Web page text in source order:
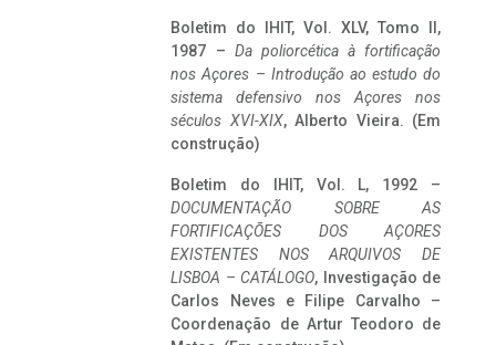
Boletim do IHIT, Vol. XLV, Tomo II,
1987 – Da poliorcética à fortificação
nos Açores – Introdução ao estudo do
sistema defensivo nos Açores nos
séculos XVI-XIX, Alberto Vieira. (Em
construção)
Boletim do IHIT, Vol. L, 1992 –
DOCUMENTAÇÃO SOBRE AS
FORTIFICAÇÕES DOS AÇORES
EXISTENTES NOS ARQUIVOS DE
LISBOA – CATÁLOGO, Investigação de
Carlos Neves e Filipe Carvalho –
Coordenação de Artur Teodoro de